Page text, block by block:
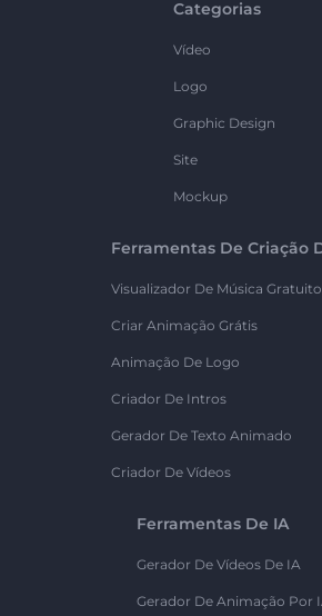
Categorias
Vídeo
Logo
Graphic Design
Site
Mockup
Ferramentas De Criação
Visualizador De Música Gratuito
Criar Animação Grátis
Animação De Logo
Criador De Intros
Gerador De Texto Animado
Criador De Vídeos
Ferramentas De IA
Gerador De Vídeos De IA
Gerador De Animação Por